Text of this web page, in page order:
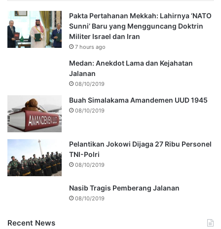
Pakta Pertahanan Mekkah: Lahirnya ‘NATO
Sunni’ Baru yang Mengguncang Doktrin
Militer Israel dan Iran
7 hours ago
Medan: Anekdot Lama dan Kejahatan
Jalanan
08/10/2019
Buah Simalakama Amandemen UUD 1945
08/10/2019
Pelantikan Jokowi Dijaga 27 Ribu Personel
TNI-Polri
08/10/2019
Nasib Tragis Pemberang Jalanan
08/10/2019
Recent News